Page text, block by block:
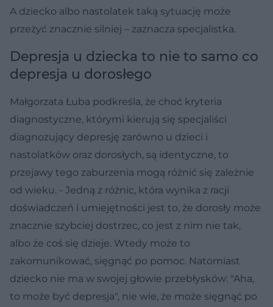
A dziecko albo nastolatek taką sytuację może
przeżyć znacznie silniej – zaznacza specjalistka.
Depresja u dziecka to nie to samo co
depresja u dorosłego
Małgorzata Łuba podkreśla, że choć kryteria
diagnostyczne, którymi kierują się specjaliści
diagnozujący depresję zarówno u dzieci i
nastolatków oraz dorosłych, są identyczne, to
przejawy tego zaburzenia mogą różnić się zależnie
od wieku. - Jedną z różnic, która wynika z racji
doświadczeń i umiejętności jest to, że dorosły może
znacznie szybciej dostrzec, co jest z nim nie tak,
albo że coś się dzieje. Wtedy może to
zakomunikować, sięgnąć po pomoc. Natomiast
dziecko nie ma w swojej głowie przebłysków: "Aha,
to może być depresja", nie wie, że może sięgnąć po